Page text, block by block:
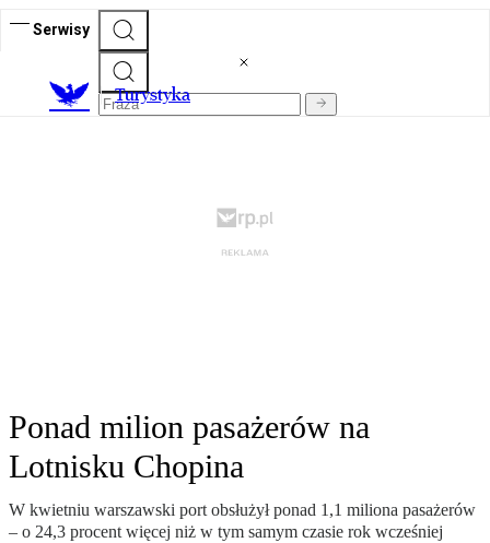
Serwisy
Turystyka
Ponad milion pasażerów na
Lotnisku Chopina
W kwietniu warszawski port obsłużył ponad 1,1 miliona pasażerów
– o 24,3 procent więcej niż w tym samym czasie rok wcześniej